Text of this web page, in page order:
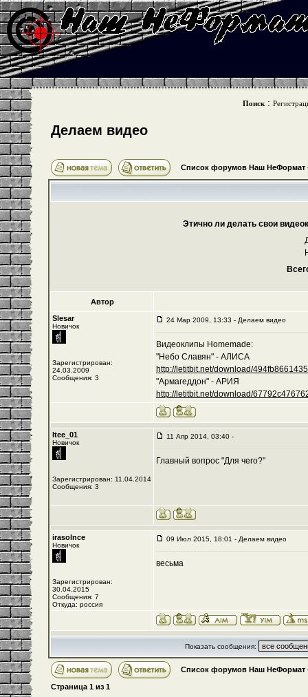
Поиск :
Делаем видео
Список форумов Наш НеФормат
Этично ли делать свои
Автор
Slesar
Новичок
Зарегистрирован:
24.03.2009
Сообщения: 3
24 Мар 2009, 13:33 - Делаем видео
Видеоклипы Homemade:
"Небо Славян" - АЛИСА
http://letitbit.net/download/
"Армагеддон" - АРИЯ
http://letitbit.net/download/
Itee_01
Новичок
Зарегистрирован: 11.04.2014
Сообщения: 3
11 Апр 2014, 03:40 -
Главный вопрос "Для чего?"
irasolnce
Новичок
Зарегистрирован:
30.04.2015
Сообщения: 7
Откуда: россия
09 Июл 2015, 18:01 - Делаем видео
весьма
Показать сообщения:
Список форумов Наш НеФормат
Страница 1 из 1